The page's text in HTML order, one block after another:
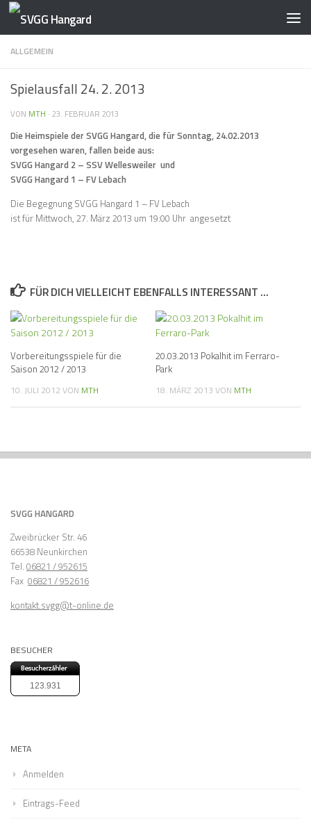
Zum Inhalt springen
ALLGEMEIN
Spielausfall 24. 2. 2013
VON MTH · 23. FEBRUAR 2013
Die Heimspiele der SVGG Hangard, die für Sonntag, 24.02.2013
vorgesehen waren, fallen beide aus:
SVGG Hangard 2 – SSV Wellesweiler und
SVGG Hangard 1 – FV Lebach
Die Begegnung SVGG Hangard 1 – FV Lebach
ist für Mittwoch, 27. März 2013 um 19:00 Uhr angesetzt
FÜR DICH VIELLEICHT EBENFALLS INTERESSANT …
Vorbereitungsspiele für die
Saison 2012 / 2013
10. JULI 2012 VON MTH
20.03.2013 Pokalhit im Ferraro-
Park
18. MÄRZ 2013 VON MTH
SVGG HANGARD
Zweibrücker Str. 46
66538 Neunkirchen
Tel. 06821 / 952615
Fax 06821 / 952616
kontakt.svgg@t-online.de
BESUCHER
123.931
META
Anmelden
Eintrags-Feed